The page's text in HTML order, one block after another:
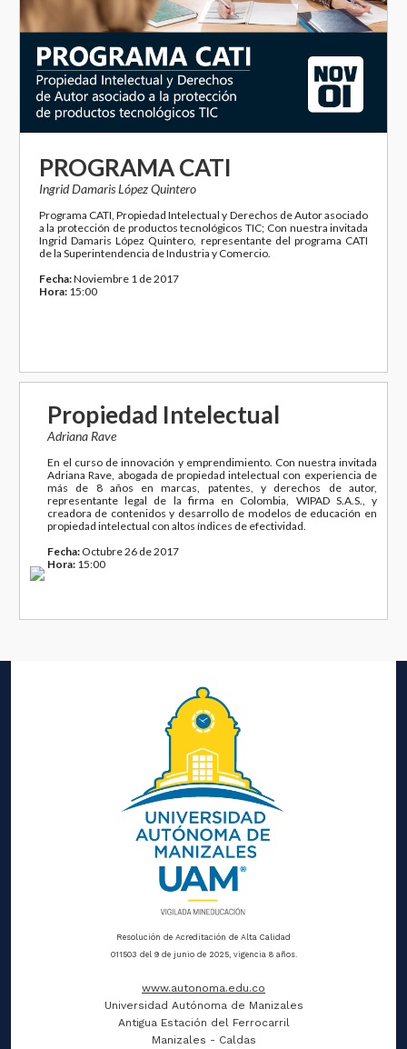
PROGRAMA CATI
Ingrid Damaris López Quintero
Programa CATI, Propiedad Intelectual y Derechos de Autor asociado
a la protección de productos tecnológicos TIC; Con nuestra invitada
Ingrid Damaris López Quintero, representante del programa CATI
de la Superintendencia de Industria y Comercio.
Fecha:Noviembre 1 de 2017
Hora: 15:00
Propiedad Intelectual
Adriana Rave
En el curso de innovación y emprendimiento. Con nuestra invitada
Adriana Rave, abogada de propiedad intelectual con experiencia de
más de 8 años en marcas, patentes, y derechos de autor,
representante legal de la firma en Colombia, WIPAD S.A.S., y
creadora de contenidos y desarrollo de modelos de educación en
propiedad intelectual con altos índices de efectividad.
Fecha: Octubre 26 de 2017
Hora: 15:00
Resolución de Acreditación de Alta Calidad
011503 del 9 de junio de 2025, vigencia 8 años.
www.autonoma.edu.co
Universidad Autónoma de Manizales
Antigua Estación del Ferrocarril
Manizales - Caldas